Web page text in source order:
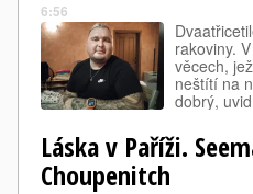
6:56
rakoviny.
věcech,
neštítí na
dobrý,
Láska v Paříži.
Choupenitch